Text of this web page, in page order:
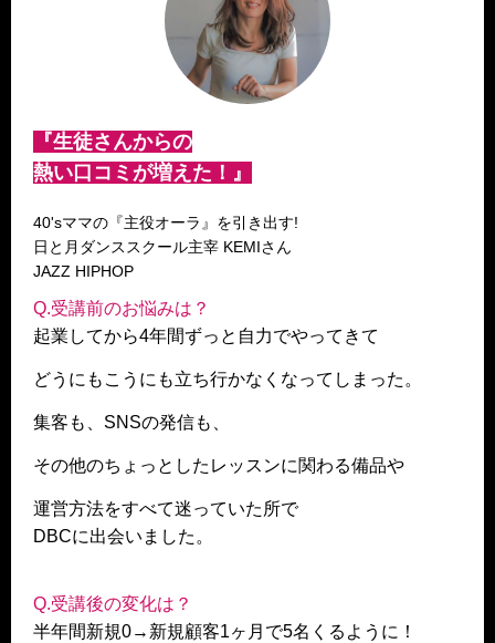
『生徒さんからの
熱い口コミが増えた！』
40'sママの『主役オーラ』を引き出す!
日と月ダンススクール主宰 KEMIさん
JAZZ HIPHOP
Q.受講前のお悩みは？
起業してから4年間ずっと自力でやってきて
どうにもこうにも立ち行かなくなってしまった。
集客も、SNSの発信も、
その他のちょっとしたレッスンに関わる備品や
運営方法をすべて迷っていた所で
DBCに出会いました。
Q.受講後の変化は？
半年間新規0→新規顧客1ヶ月で5名くるように！